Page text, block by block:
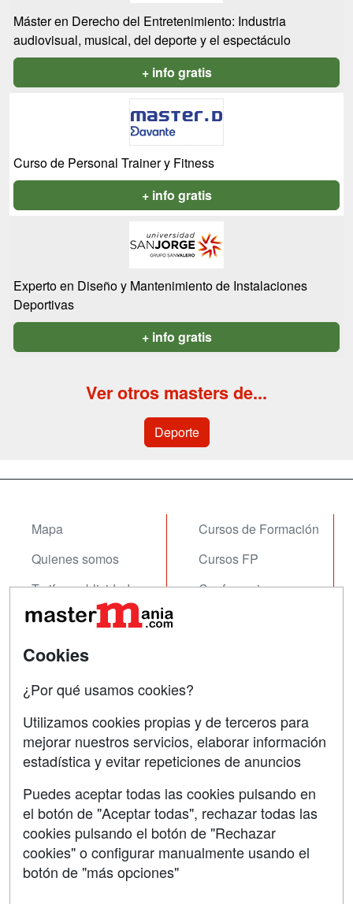
Máster en Derecho del Entretenimiento: Industria
audiovisual, musical, del deporte y el espectáculo
+ info gratis
Curso de Personal Trainer y Fitness
+ info gratis
Experto en Diseño y Mantenimiento de Instalaciones
Deportivas
+ info gratis
Ver otros masters de...
Deporte
Mapa
Quienes somos
Tarifas publicidad
Acceso Usuarios
Acceso Centros
Cursos de Formación
Cursos FP
Conferencias
Contactar
Confidencialidad
Aviso legal
Copyleft
Cookies
¿Por qué usamos cookies?
Utilizamos cookies propias y de terceros para
mejorar nuestros servicios, elaborar información
estadística y evitar repeticiones de anuncios
Puedes aceptar todas las cookies pulsando en
el botón de "Aceptar todas", rechazar todas las
cookies pulsando el botón de "Rechazar
cookies" o configurar manualmente usando el
botón de "más opciones"